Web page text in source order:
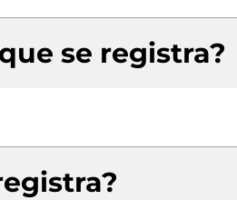
se registra?